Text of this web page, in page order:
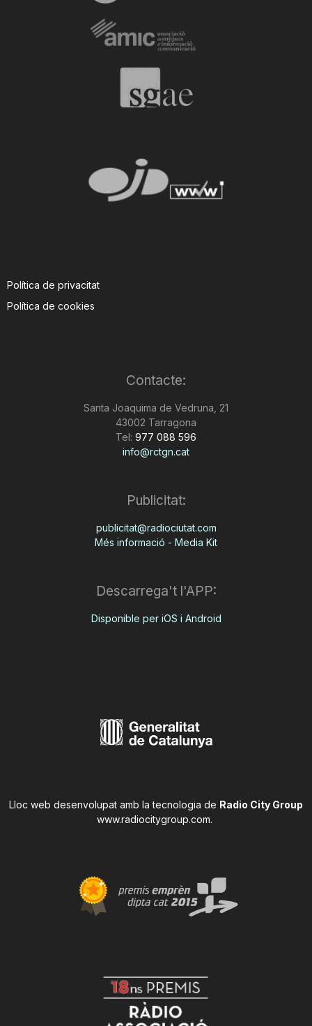
Política de privacitat
Política de cookies
Contacte:
Santa Joaquima de Vedruna, 21
43002 Tarragona
Tel: 977 088 596
info@rctgn.cat
Publicitat:
publicitat@radiociutat.com
Més informació - Media Kit
Descarrega't l'APP:
Disponible per iOS i Android
Lloc web desenvolupat amb la tecnologia de Radio City Group
www.radiocitygroup.com.